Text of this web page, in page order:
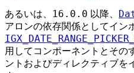
あるいは、 16.0.0 以降、
アロンの依存関係としてイン
用してコンポーネントとその
ントおよびディレクティブを